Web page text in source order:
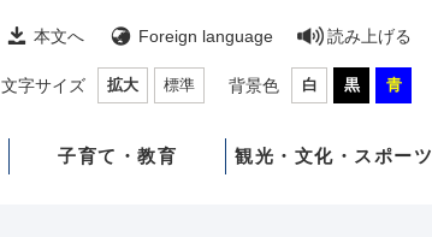
本文へ Foreign language 読み上げる
文字サイズ 拡大 標準 背景色 白 黒 青
子育て・教育 観光・文化・スポーツ